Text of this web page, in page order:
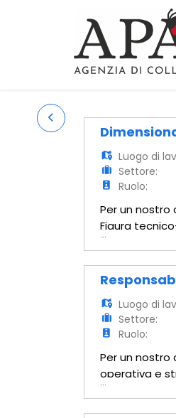
Luogo di
Settore:
Ruolo:
Per un
Figura
Quality
...
Luogo di
Settore:
Ruolo:
Per un
operativa e
dei rapporti
...